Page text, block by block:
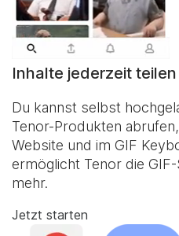
Inhalte jederzeit teilen
Du kannst selbst
Tenor-Produkten
Website und im GIF
ermöglicht Tenor die
mehr.
Jetzt starten